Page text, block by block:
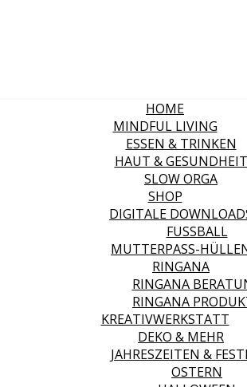
HOME
MINDFUL LIVING
ESSEN & TRINKEN
HAUT & GESUNDHEIT
SLOW ORGA
SHOP
DIGITALE
FUSSBALL
MUTTERPASS-
RINGANA
RINGANA
RINGANA
KREATIVWERKSTATT
DEKO & MEHR
JAHRESZEITEN &
OSTERN